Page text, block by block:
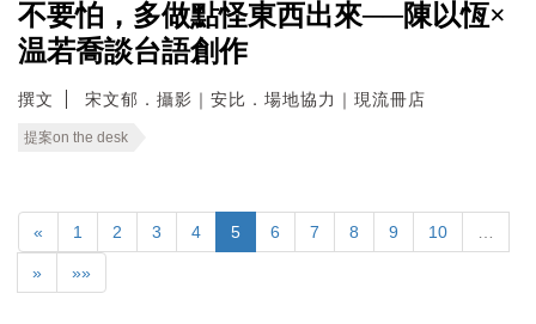
不要怕，多做點怪東西出來──陳以恆×
温若喬談台語創作
撰文 宋文郁．攝影｜安比．場地協力｜現流冊店
提案on the desk
« 1 2 3 4 5 6 7 8 9 10
» »»